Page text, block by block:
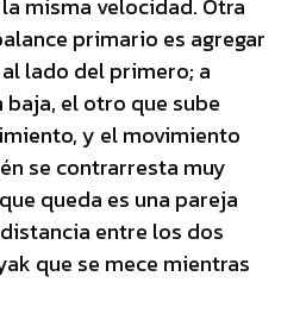
misma velocidad. Otra
primario es agregar
lado del primero; a
el otro que sube
y el movimiento
se contrarresta muy
queda es una pareja
entre los dos
que se mece mientras